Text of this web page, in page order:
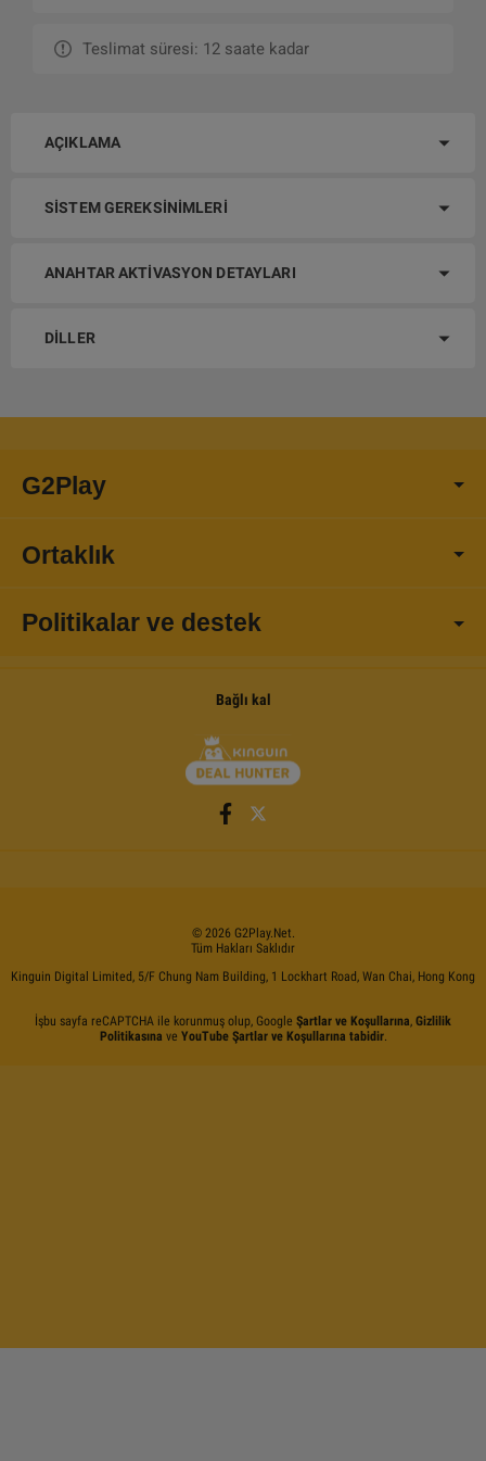
Teslimat süresi: 12 saate kadar
AÇIKLAMA
SISTEM GEREKSINIMLERI
ANAHTAR AKTIVASYON DETAYLARI
DILLER
G2Play
Ortaklık
Politikalar ve destek
Bağlı kal
© 2026 G2Play.net.
Tüm Hakları Saklıdır
Kinguin Digital Limited, 5/F Chung Nam Building, 1 Lockhart Road, Wan Chai, Hong Kong
İşbu sayfa reCAPTCHA ile korunmuş olup, Google Şartlar ve Koşullarına, Gizlilik
Politikasına ve YouTube Şartlar ve Koşullarına tabidir.